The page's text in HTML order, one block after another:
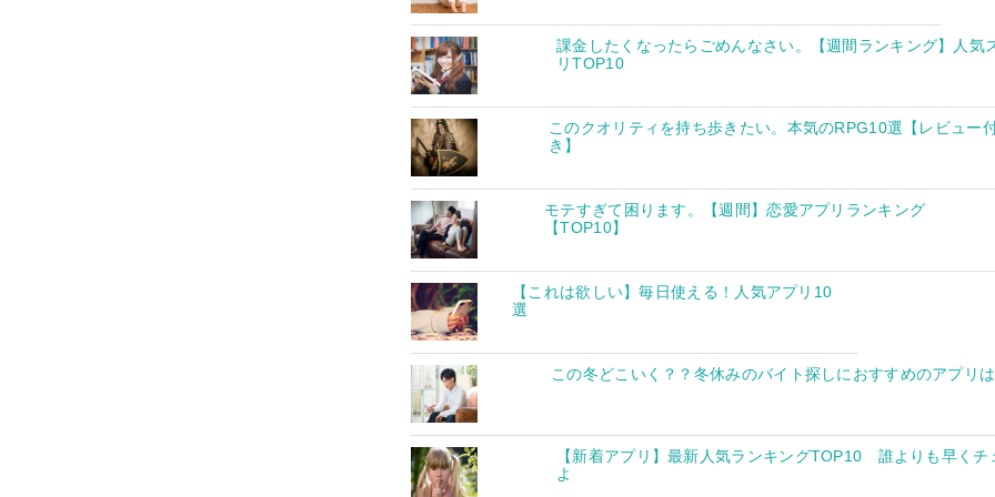
課金したくなったらごめんなさい。【週間ランキング】人気
リTOP10
このクオリティを持ち歩きたい。本気のRPG10選【レビュー
き】
モテすぎて困ります。【週間】恋愛アプリランキング
【TOP10】
【これは欲しい】毎日使える！人気アプリ10
選
この冬どこいく？？冬休みのバイト探しにおすすめのアプリ
【新着アプリ】最新人気ランキングTOP10 誰よりも早くチ
よ